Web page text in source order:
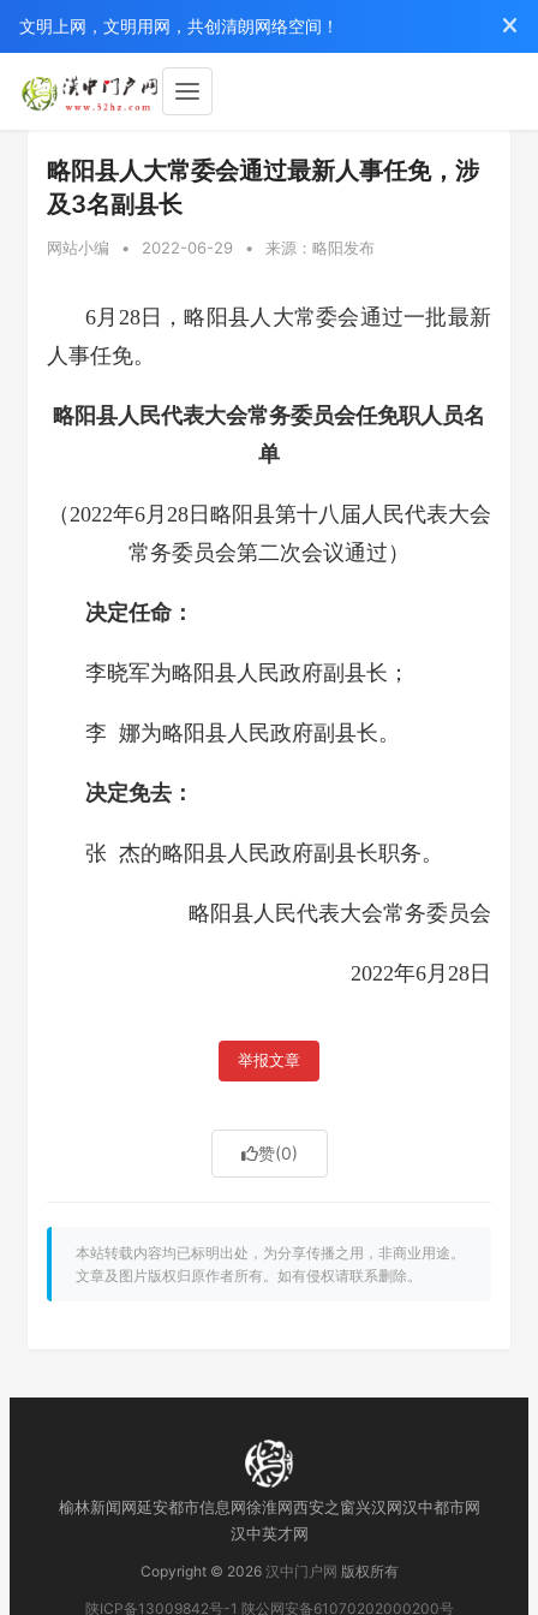
文明上网，文明用网，共创清朗网络空间！
略阳县人大常委会通过最新人事任免，涉
及3名副县长
网站小编 • 2022-06-29 • 来源：略阳发布
6月28日，略阳县人大常委会通过一批最新
人事任免。
略阳县人民代表大会常务委员会任免职人员名
单
（2022年6月28日略阳县第十八届人民代表大会
常务委员会第二次会议通过）
决定任命：
李晓军为略阳县人民政府副县长；
李 娜为略阳县人民政府副县长。
决定免去：
张 杰的略阳县人民政府副县长职务。
略阳县人民代表大会常务委员会
2022年6月28日
举报文章
赞(0)
本站转载内容均已标明出处，为分享传播之用，非商业用途。
文章及图片版权归原作者所有。如有侵权请联系删除。
榆林新闻网延安都市信息网徐淮网西安之窗兴汉网汉中都市网
汉中英才网
Copyright © 2026 汉中门户网 版权所有
陕ICP备13009842号-1 陕公网安备61070202000200号